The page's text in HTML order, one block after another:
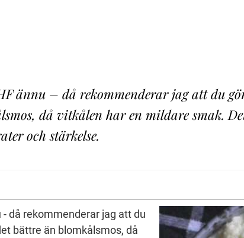
ännu – då rekommenderar jag att du
då vitkålen har en mildare smak.
och stärkelse.
då rekommenderar jag att du
bättre än blomkålsmos, då